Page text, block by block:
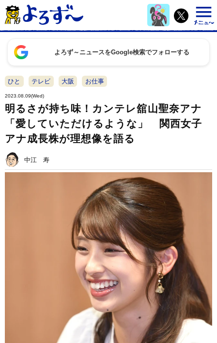
よろず～ニュースをGoogle検索でフォローする
ひと テレビ 大阪 お仕事
2023.08.09(Wed)
明るさが持ち味！カンテレ舘山聖奈アナ
「愛していただけるような」 関西女子
アナ成長株が理想像を語る
中江 寿